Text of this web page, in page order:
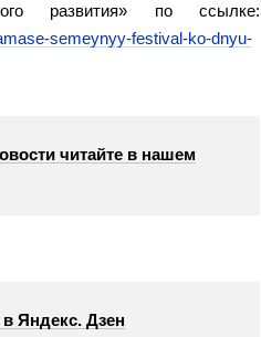
развития» по ссылке:
semeynyy-festival-ko-dnyu-
читайте в нашем
Яндекс. Дзен